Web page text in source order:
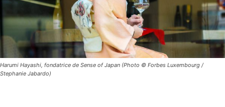
Harumi Hayashi, fondatrice de Sense of Japan (Photo © Forbes Luxembourg /
Stephanie Jabardo)